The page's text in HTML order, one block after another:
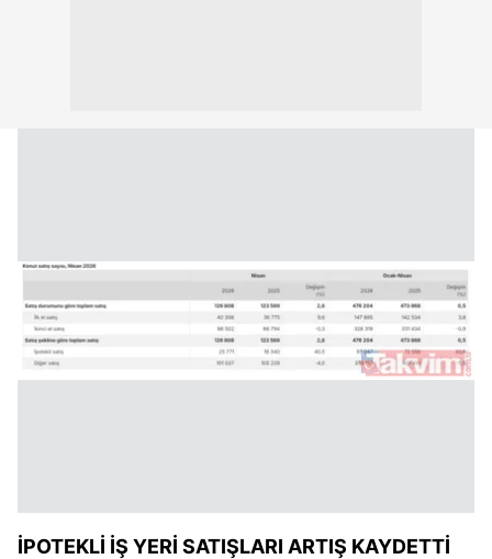
İPOTEKLİ İŞ YERİ SATIŞLARI ARTIŞ KAYDETTİ